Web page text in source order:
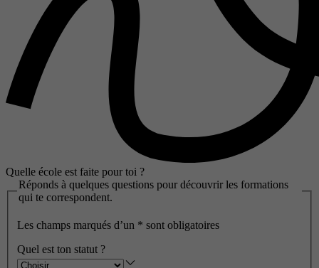
Quelle école est faite pour toi ?
Réponds à quelques questions pour découvrir les formations
qui te correspondent.
Les champs marqués d’un * sont obligatoires
Quel est ton statut ?